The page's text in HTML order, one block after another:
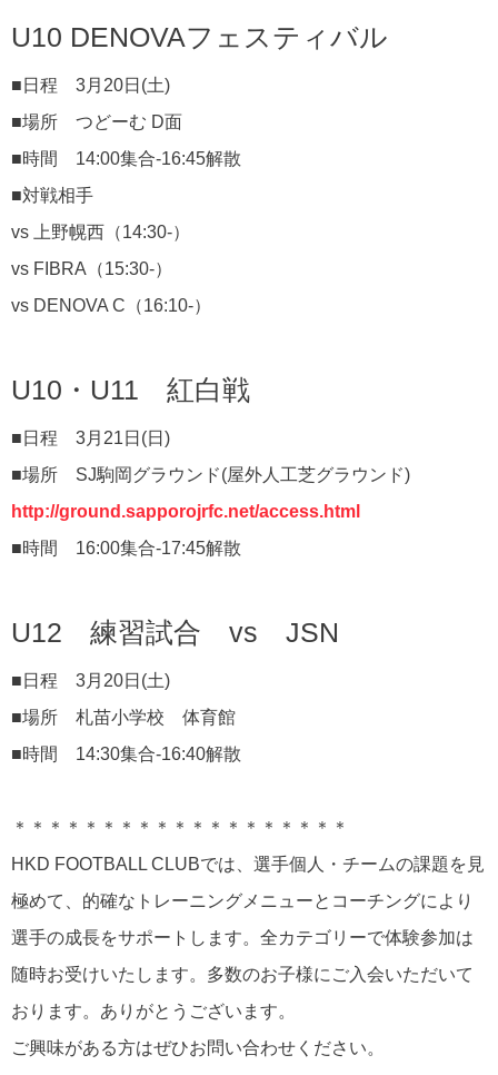
U10 DENOVAフェスティバル
■日程 3月20日(土)
■場所 つどーむ D面
■時間 14:00集合-16:45解散
■対戦相手
vs 上野幌西（14:30-）
vs FIBRA（15:30-）
vs DENOVA C（16:10-）
U10・U11 紅白戦
■日程 3月21日(日)
■場所 SJ駒岡グラウンド(屋外人工芝グラウンド)
http://ground.sapporojrfc.net/access.html
■時間 16:00集合-17:45解散
U12 練習試合 vs JSN
■日程 3月20日(土)
■場所 札苗小学校 体育館
■時間 14:30集合-16:40解散
＊＊＊＊＊＊＊＊＊＊＊＊＊＊＊＊＊＊＊
HKD FOOTBALL CLUBでは、選手個人・チームの課題を見
極めて、的確なトレーニングメニューとコーチングにより
選手の成長をサポートします。全カテゴリーで体験参加は
随時お受けいたします。多数のお子様にご入会いただいて
おります。ありがとうございます。
ご興味がある方はぜひお問い合わせください。